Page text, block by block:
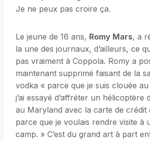
Je ne peux pas croire ça.
Le jeune de 16 ans, Romy Mars, a
la une des journaux, d’ailleurs, ce
pas vraiment à Coppola. Romy a
maintenant supprimé faisant de la
vodka « parce que je suis clouée
j’ai essayé d’affréter un hélicoptère
au Maryland avec la carte de crédit
parce que je voulais rendre visite à
camp. » C’est du grand art à part